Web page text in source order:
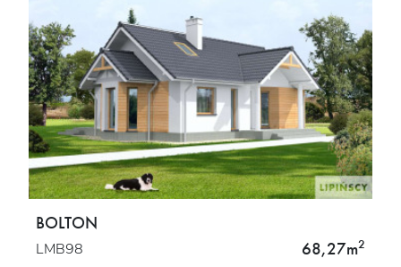
BOLTON
LMB98 68,27m2